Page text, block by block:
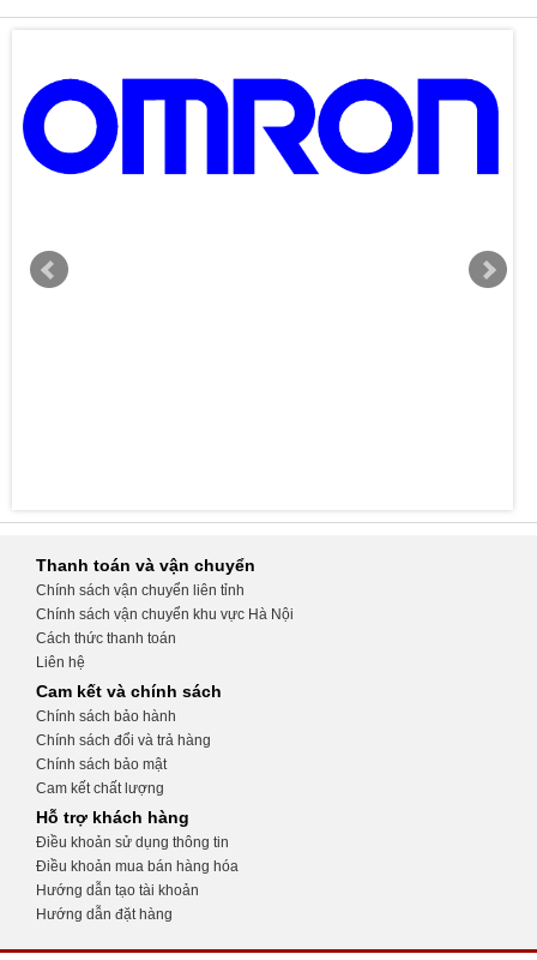
Thanh toán và vận chuyển
Chính sách vận chuyển liên tỉnh
Chính sách vận chuyển khu vực Hà Nội
Cách thức thanh toán
Liên hệ
Cam kết và chính sách
Chính sách bảo hành
Chính sách đổi và trả hàng
Chính sách bảo mật
Cam kết chất lượng
Hỗ trợ khách hàng
Điều khoản sử dụng thông tin
Điều khoản mua bán hàng hóa
Hướng dẫn tạo tài khoản
Hướng dẫn đặt hàng